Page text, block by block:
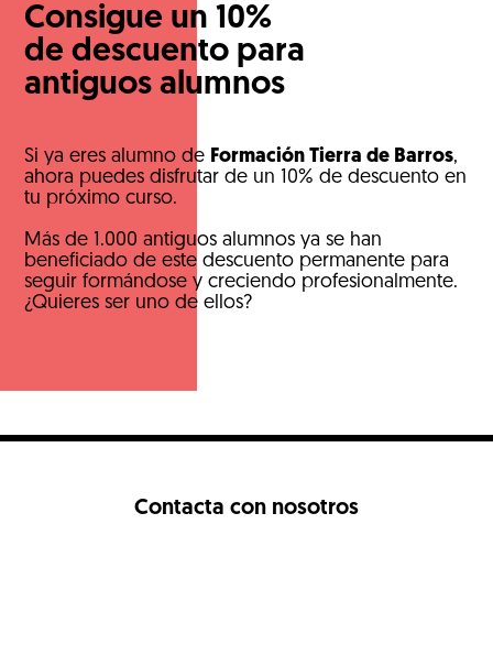
Consigue un 10%
de descuento para
antiguos alumnos
Si ya eres alumno de Formación Tierra de Barros,
ahora puedes disfrutar de un 10% de descuento en
tu próximo curso.
Más de 1.000 antiguos alumnos ya se han
beneficiado de este descuento permanente para
seguir formándose y creciendo profesionalmente.
¿Quieres ser uno de ellos?
Contacta con nosotros